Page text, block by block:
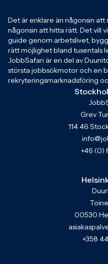
Det är enklare än någonsin att
någonsin att hitta rätt. Det vill
guide genom arbetslivet,
rätt möjlighet bland tusentals
JobbSafari är en del av
största jobbsökmotor och en
rekryteringsmarknadsföring
Grev
114 46
+46 (0)
00530
+358